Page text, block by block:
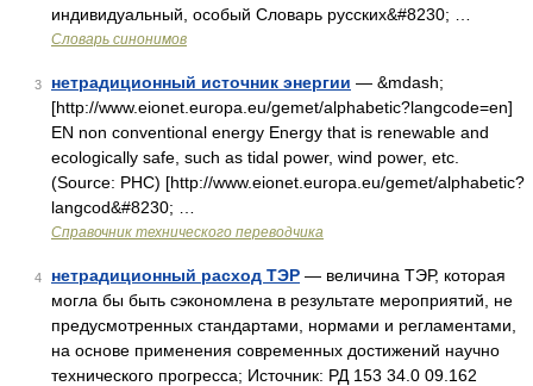
индивидуальный, особый Словарь русских&#8230; …
Словарь синонимов
3 нетрадиционный источник энергии — &mdash;
[http://www.eionet.europa.eu/gemet/alphabetic?langcode=en]
EN non conventional energy Energy that is renewable and
ecologically safe, such as tidal power, wind power, etc.
(Source: PHC) [http://www.eionet.europa.eu/gemet/alphabetic?
langcod&#8230; …
Справочник технического переводчика
4 нетрадиционный расход ТЭР — величина ТЭР, которая
могла бы быть сэкономлена в результате мероприятий, не
предусмотренных стандартами, нормами и регламентами,
на основе применения современных достижений научно
технического прогресса; Источник: РД 153 34.0 09.162